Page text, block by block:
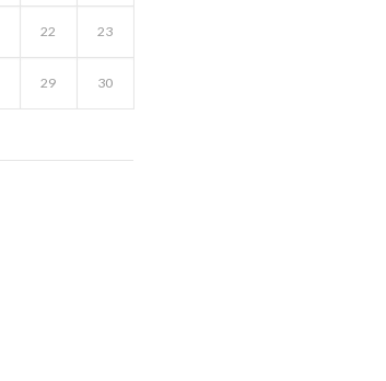
22 23
29 30